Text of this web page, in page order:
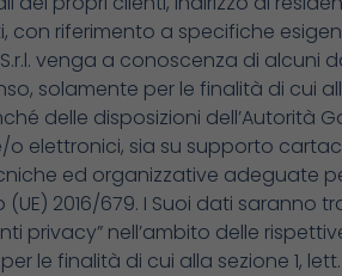
riferimento a specifiche
venga a conoscenza di alcuni
solamente per le finalità di cui
delle disposizioni dell’Autorità
elettronici, sia su supporto
ed organizzative adeguate
2016/679. I Suoi dati saranno
privacy” nell’ambito delle
le finalità di cui alla sezione 1,